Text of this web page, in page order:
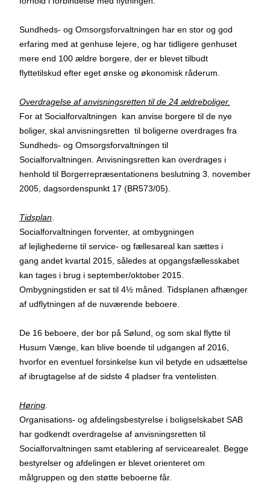
Sundheds- og Omsorgsforvaltningen har en stor og god
erfaring med at genhuse lejere, og har tidligere genhuset
mere end 100 ældre borgere, der er blevet tilbudt
flyttetilskud efter eget ønske og økonomisk råderum.
Overdragelse af anvisningsretten til de 24 ældreboliger.
For at Socialforvaltningen kan anvise borgere til de nye
boliger, skal anvisningsretten til boligerne overdrages fra
Sundheds- og Omsorgsforvaltningen til
Socialforvaltningen. Anvisningsretten kan overdrages i
henhold til Borgerrepræsentationens beslutning 3. november
2005, dagsordenspunkt 17 (BR573/05).
Tidsplan.
Socialforvaltningen forventer, at ombygningen
af lejlighederne til service- og fællesareal kan sættes i
gang andet kvartal 2015, således at opgangsfællesskabet
kan tages i brug i september/oktober 2015.
Ombygningstiden er sat til 4½ måned. Tidsplanen afhænger
af udflytningen af de nuværende beboere.
De 16 beboere, der bor på Sølund, og som skal flytte til
Husum Vænge, kan blive boende til udgangen af 2016,
hvorfor en eventuel forsinkelse kun vil betyde en udsættelse
af ibrugtagelse af de sidste 4 pladser fra ventelisten.
Høring.
Organisations- og afdelingsbestyrelse i boligselskabet SAB
har godkendt overdragelse af anvisningsretten til
Socialforvaltningen samt etablering af servicearealet. Begge
bestyrelser og afdelingen er blevet orienteret om
målgruppen og den støtte beboerne får.